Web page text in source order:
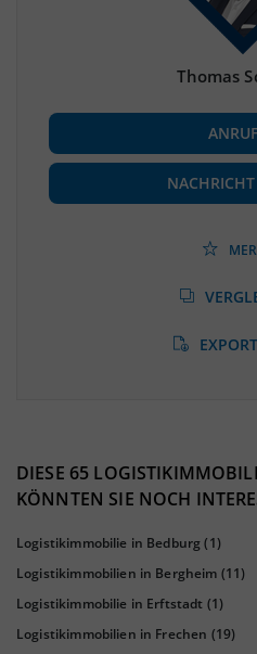
BESCHÄFTIGUNG
Beschäftigte
(Landkreis / Kreisfreie Stadt)
(Landkreis / Kreisfreie Stadt)
(Stand:
Thomas
DIESE 65
KÖNNTEN SIE NOCH
Logistikimmobilie in Bedburg(1)
Logistikimmobilien in Bergheim (11)
Logistikimmobilie in Erftstadt (1)
Logistikimmobilien in Frechen (19)